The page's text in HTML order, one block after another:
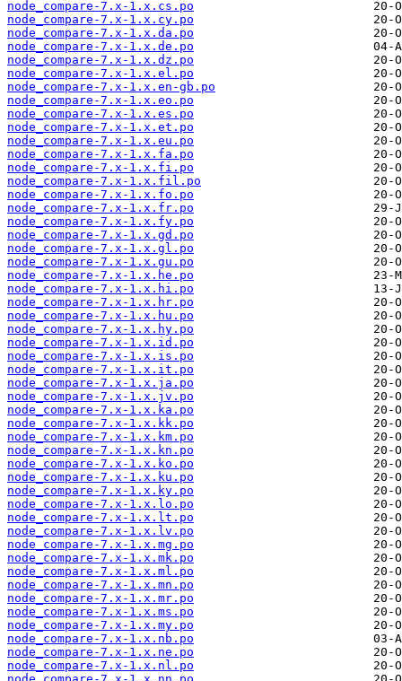
node_compare-7.x-1.x.cs.po
node_compare-7.x-1.x.cy.po
node_compare-7.x-1.x.da.po
node_compare-7.x-1.x.de.po
node_compare-7.x-1.x.dz.po
node_compare-7.x-1.x.el.po
node_compare-7.x-1.x.en-gb.po
node_compare-7.x-1.x.eo.po
node_compare-7.x-1.x.es.po
node_compare-7.x-1.x.et.po
node_compare-7.x-1.x.eu.po
node_compare-7.x-1.x.fa.po
node_compare-7.x-1.x.fi.po
node_compare-7.x-1.x.fil.po
node_compare-7.x-1.x.fo.po
node_compare-7.x-1.x.fr.po
node_compare-7.x-1.x.fy.po
node_compare-7.x-1.x.gd.po
node_compare-7.x-1.x.gl.po
node_compare-7.x-1.x.gu.po
node_compare-7.x-1.x.he.po
node_compare-7.x-1.x.hi.po
node_compare-7.x-1.x.hr.po
node_compare-7.x-1.x.hu.po
node_compare-7.x-1.x.hy.po
node_compare-7.x-1.x.id.po
node_compare-7.x-1.x.is.po
node_compare-7.x-1.x.it.po
node_compare-7.x-1.x.ja.po
node_compare-7.x-1.x.jv.po
node_compare-7.x-1.x.ka.po
node_compare-7.x-1.x.kk.po
node_compare-7.x-1.x.km.po
node_compare-7.x-1.x.kn.po
node_compare-7.x-1.x.ko.po
node_compare-7.x-1.x.ku.po
node_compare-7.x-1.x.ky.po
node_compare-7.x-1.x.lo.po
node_compare-7.x-1.x.lt.po
node_compare-7.x-1.x.lv.po
node_compare-7.x-1.x.mg.po
node_compare-7.x-1.x.mk.po
node_compare-7.x-1.x.ml.po
node_compare-7.x-1.x.mn.po
node_compare-7.x-1.x.mr.po
node_compare-7.x-1.x.ms.po
node_compare-7.x-1.x.my.po
node_compare-7.x-1.x.nb.po
node_compare-7.x-1.x.ne.po
node_compare-7.x-1.x.nl.po